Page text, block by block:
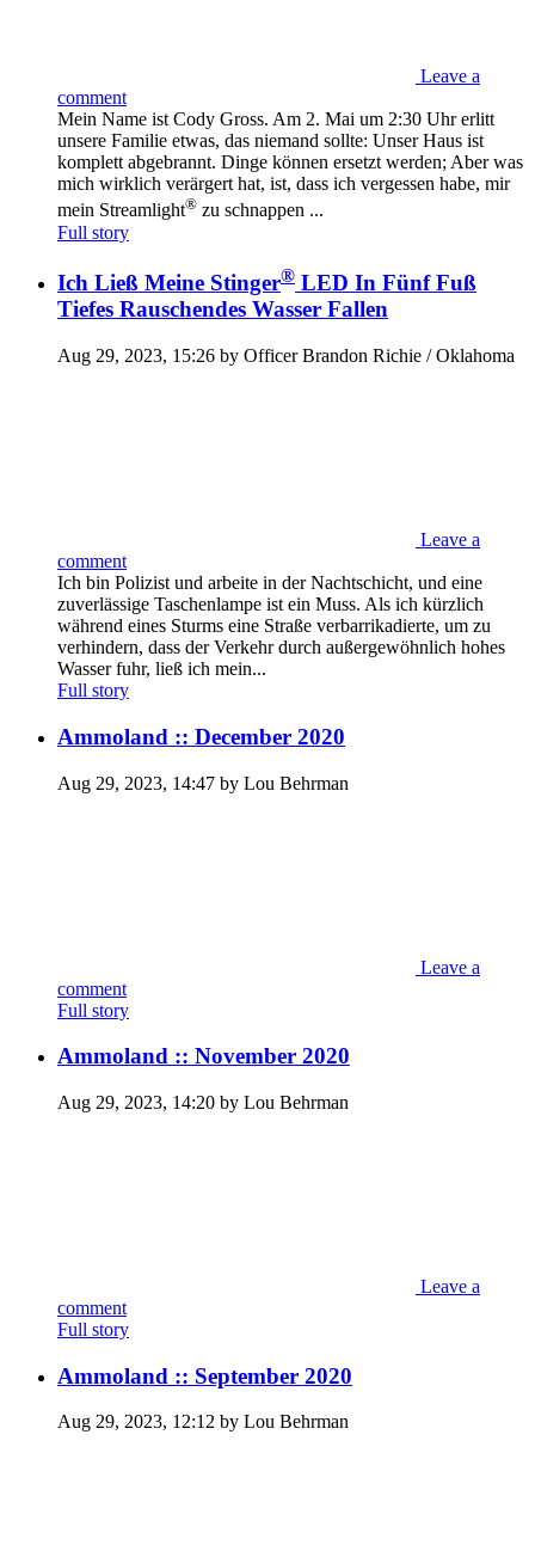
Leave a
comment
Mein Name ist Cody Gross. Am 2. Mai um 2:30 Uhr erlitt
unsere Familie etwas, das niemand sollte: Unser Haus ist
komplett abgebrannt. Dinge können ersetzt werden; Aber was
mich wirklich verärgert hat, ist, dass ich vergessen habe, mir
mein Streamlight® zu schnappen ...
Full story
Ich Ließ Meine Stinger® LED In Fünf Fuß
Tiefes Rauschendes Wasser Fallen
Aug 29, 2023, 15:26 by Officer Brandon Richie / Oklahoma
Leave a
comment
Ich bin Polizist und arbeite in der Nachtschicht, und eine
zuverlässige Taschenlampe ist ein Muss. Als ich kürzlich
während eines Sturms eine Straße verbarrikadierte, um zu
verhindern, dass der Verkehr durch außergewöhnlich hohes
Wasser fuhr, ließ ich mein...
Full story
Ammoland :: December 2020
Aug 29, 2023, 14:47 by Lou Behrman
Leave a
comment
Full story
Ammoland :: November 2020
Aug 29, 2023, 14:20 by Lou Behrman
Leave a
comment
Full story
Ammoland :: September 2020
Aug 29, 2023, 12:12 by Lou Behrman